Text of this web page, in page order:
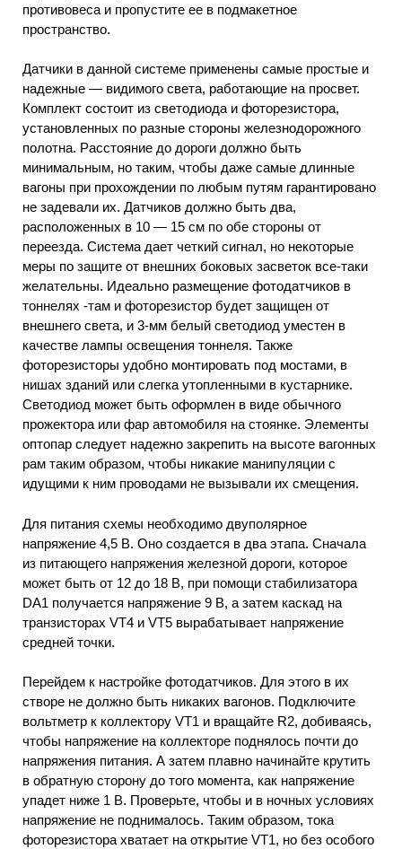
противовеса и пропустите ее в подмакетное
пространство.
Датчики в данной системе применены самые простые и
надежные — видимого света, работающие на просвет.
Комплект состоит из светодиода и фоторезистора,
установленных по разные стороны железнодорожного
полотна. Расстояние до дороги должно быть
минимальным, но таким, чтобы даже самые длинные
вагоны при прохождении по любым путям гарантировано
не задевали их. Датчиков должно быть два,
расположенных в 10 — 15 см по обе стороны от
переезда. Система дает четкий сигнал, но некоторые
меры по защите от внешних боковых засветок все-таки
желательны. Идеально размещение фотодатчиков в
тоннелях -там и фоторезистор будет защищен от
внешнего света, и 3-мм белый светодиод уместен в
качестве лампы освещения тоннеля. Также
фоторезисторы удобно монтировать под мостами, в
нишах зданий или слегка утопленными в кустарнике.
Светодиод может быть оформлен в виде обычного
прожектора или фар автомобиля на стоянке. Элементы
оптопар следует надежно закрепить на высоте вагонных
рам таким образом, чтобы никакие манипуляции с
идущими к ним проводами не вызывали их смещения.
Для питания схемы необходимо двуполярное
напряжение 4,5 В. Оно создается в два этапа. Сначала
из питающего напряжения железной дороги, которое
может быть от 12 до 18 В, при помощи стабилизатора
DA1 получается напряжение 9 В, а затем каскад на
транзисторах VT4 и VT5 вырабатывает напряжение
средней точки.
Перейдем к настройке фотодатчиков. Для этого в их
створе не должно быть никаких вагонов. Подключите
вольтметр к коллектору VT1 и вращайте R2, добиваясь,
чтобы напряжение на коллекторе поднялось почти до
напряжения питания. А затем плавно начинайте крутить
в обратную сторону до того момента, как напряжение
упадет ниже 1 В. Проверьте, чтобы и в ночных условиях
напряжение не поднималось. Таким образом, тока
фоторезистора хватает на открытие VТ1, но без особого